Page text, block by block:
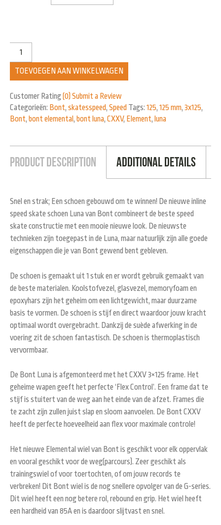
TOEVOEGEN AAN WINKELWAGEN
Customer Rating(0) Submit a Review
Categorieën: Bont, skatesspeed, Speed Tags: 125, 125 mm, 3x125,
Bont, bont elemental, bont luna, CXXV, Element, luna
Product Description Additional Details
Snel en strak; Een schoen gebouwd om te winnen! De nieuwe inline
speed skate schoen Luna van Bont combineert de beste speed
skate constructie met een mooie nieuwe look. De nieuwste
technieken zijn toegepast in de Luna, maar natuurlijk zijn alle goede
eigenschappen die je van Bont gewend bent gebleven.
De schoen is gemaakt uit 1 stuk en er wordt gebruik gemaakt van
de beste materialen. Koolstofvezel, glasvezel, memoryfoam en
epoxyhars zijn het geheim om een lichtgewicht, maar duurzame
basis te vormen. De schoen is stijf en direct waardoor jouw kracht
optimaal wordt overgebracht. Dankzij de suède afwerking in de
voering zit de schoen fantastisch. De schoen is thermoplastisch
vervormbaar.
De Bont Luna is afgemonteerd met het CXXV 3×125 frame. Het
geheime wapen geeft het perfecte ‘Flex Control’. Een frame dat te
stijf is stuitert van de weg aan het einde van de afzet. Frames die
te zacht zijn zullen juist slap en sloom aanvoelen. De Bont CXXV
heeft de perfecte hoeveelheid aan flex voor maximale controle!
Het nieuwe Elemental wiel van Bont is geschikt voor elk oppervlak
en vooral geschikt voor de weg(parcours). Zeer geschikt als
trainingswiel of voor toertochten, of om jouw records te
verbreken! Dit Bont wiel is de nog snellere opvolger van de G-series.
Dit wiel heeft een nog betere rol, rebound en grip. Het wiel heeft
een hardheid van 85A en is daardoor slijtvast en snel.